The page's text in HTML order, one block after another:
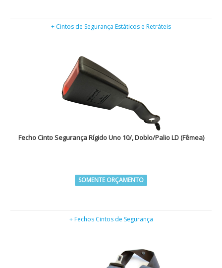
+ Cintos de Segurança Estáticos e Retráteis
Fecho Cinto Segurança Rígido Uno 10/, Doblo/Palio LD (Fêmea)
SOMENTE ORÇAMENTO
+ Fechos Cintos de Segurança